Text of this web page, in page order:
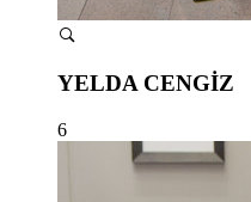
YELDA CENGİZ
6